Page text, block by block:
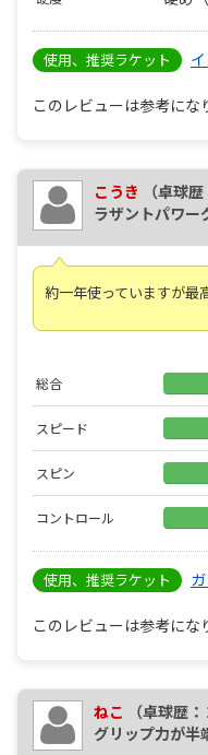
使用、推奨ラケット
このレビューは参考にな
こうき
（卓球
ラザントパワー
約一年使っていますが最
総合
スピード
スピン
コントロール
使用、推奨ラケット
このレビューは参考にな
ねこ
（卓球歴
グリップ力が半